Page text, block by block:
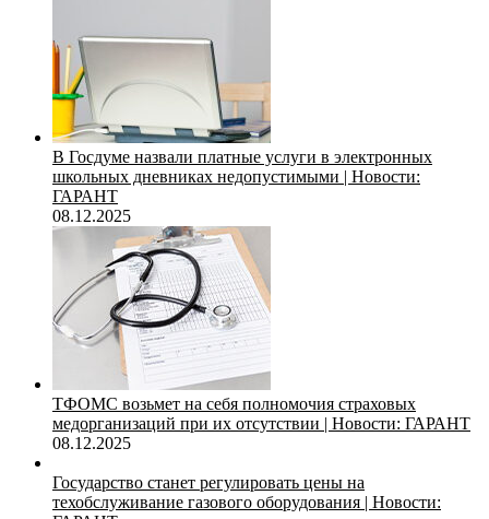
В Госдуме назвали платные услуги в электронных
школьных дневниках недопустимыми | Новости:
ГАРАНТ
08.12.2025
ТФОМС возьмет на себя полномочия страховых
медорганизаций при их отсутствии | Новости: ГАРАНТ
08.12.2025
Государство станет регулировать цены на
техобслуживание газового оборудования | Новости: